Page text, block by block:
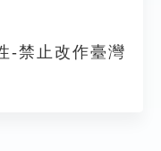
-禁止改作臺灣